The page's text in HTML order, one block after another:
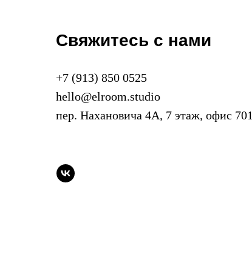
Свяжитесь с нами
+7 (913) 850 0525
hello@elroom.studio
пер. Нахановича 4А, 7 этаж, офис 701